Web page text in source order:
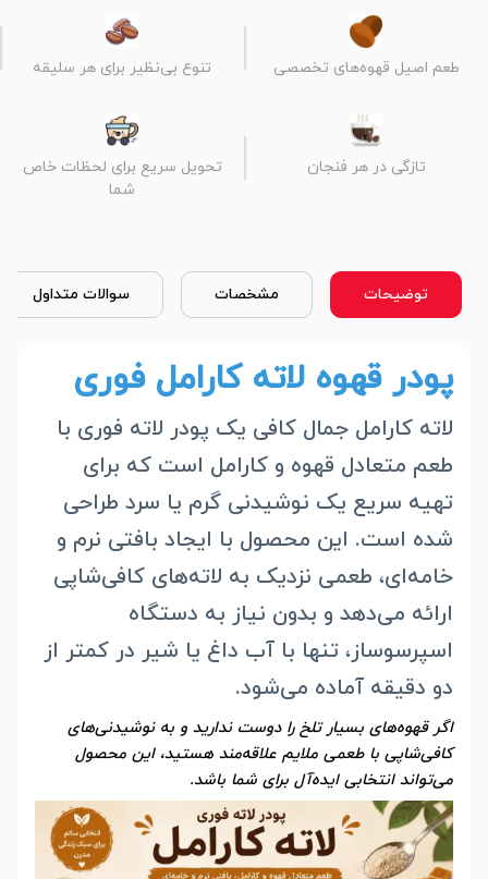
طعم اصیل قهوه‌های تخصصی تنوع بی‌نظیر برای هر سلیقه
تازگی در هر فنجان
تحویل سریع برای لحظات خاص
شما
توضیحات مشخصات سوالات متداول
پودر قهوه لاته کارامل فوری
لاته کارامل جمال کافی یک پودر لاته فوری با
طعم متعادل قهوه و کارامل است که برای
تهیه سریع یک نوشیدنی گرم یا سرد طراحی
شده است. این محصول با ایجاد بافتی نرم و
خامه‌ای، طعمی نزدیک به لاته‌های کافی‌شاپی
ارائه می‌دهد و بدون نیاز به دستگاه
اسپرسوساز، تنها با آب داغ یا شیر در کمتر از
دو دقیقه آماده می‌شود.
اگر قهوه‌های بسیار تلخ را دوست ندارید و به نوشیدنی‌های
کافی‌شاپی با طعمی ملایم علاقه‌مند هستید، این محصول
می‌تواند انتخابی ایده‌آل برای شما باشد.